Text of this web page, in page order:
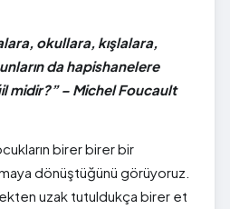
okullara, kışlalara,
da hapishanelere
midir?” – Michel Foucault
birer birer bir
dönüştüğünü görüyoruz.
uzak tutuldukça birer et